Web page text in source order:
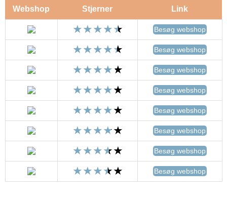
Webshop Stjerner Link
Besøg webshop
Besøg webshop
Besøg webshop
Besøg webshop
Besøg webshop
Besøg webshop
Besøg webshop
Besøg webshop